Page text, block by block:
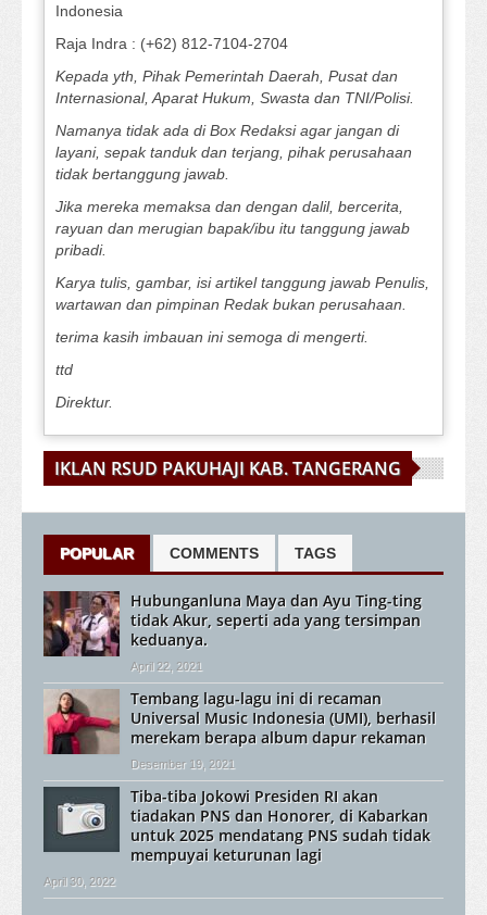
Indonesia
Raja Indra : (+62) 812-7104-2704
Kepada yth, Pihak Pemerintah Daerah, Pusat dan
Internasional, Aparat Hukum, Swasta dan TNI/Polisi.
Namanya tidak ada di Box Redaksi agar jangan di
layani, sepak tanduk dan terjang, pihak perusahaan
tidak bertanggung jawab.
Jika mereka memaksa dan dengan dalil, bercerita,
rayuan dan merugian bapak/ibu itu tanggung jawab
pribadi.
Karya tulis, gambar, isi artikel tanggung jawab Penulis,
wartawan dan pimpinan Redak bukan perusahaan.
terima kasih imbauan ini semoga di mengerti.
ttd
Direktur.
IKLAN RSUD PAKUHAJI KAB. TANGERANG
POPULAR COMMENTS TAGS
Hubunganluna Maya dan Ayu Ting-ting
tidak Akur, seperti ada yang tersimpan
keduanya.
April 22, 2021
Tembang lagu-lagu ini di recaman
Universal Music Indonesia (UMI), berhasil
merekam berapa album dapur rekaman
Desember 19, 2021
Tiba-tiba Jokowi Presiden RI akan
tiadakan PNS dan Honorer, di Kabarkan
untuk 2025 mendatang PNS sudah tidak
mempuyai keturunan lagi
April 30, 2022